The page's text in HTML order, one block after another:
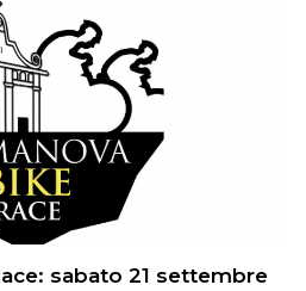
sabato 21 settembre